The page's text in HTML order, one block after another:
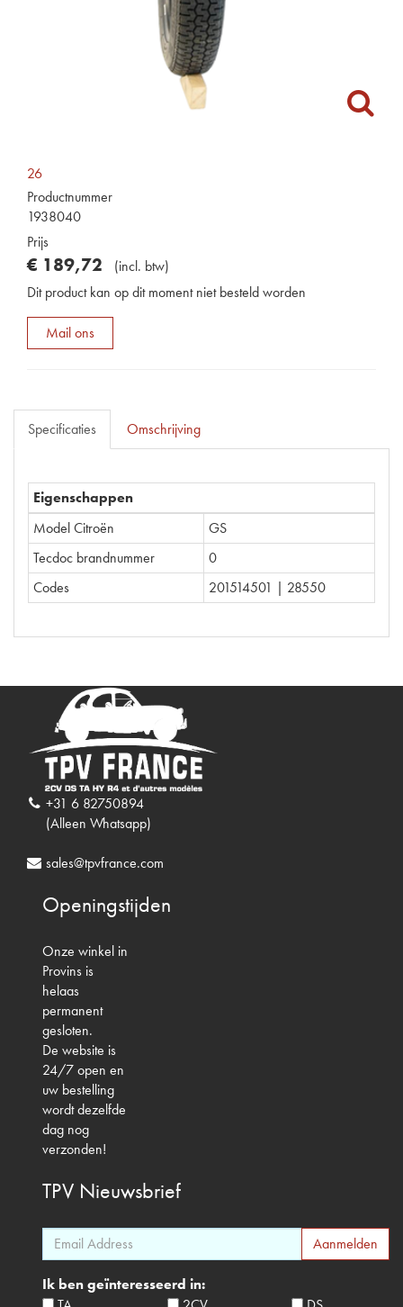
26
Productnummer
1938040
Prijs
€ 189,72 (incl. btw)
Dit product kan op dit moment niet besteld worden
Mail ons
Specificaties Omschrijving
Eigenschappen
Model Citroën
GS
Tecdoc brandnummer
0
Codes
201514501 | 28550
+31 6 82750894
(Alleen Whatsapp)
sales@tpvfrance.com
Openingstijden
Onze winkel in
Provins is
helaas
permanent
gesloten.
De website is
24/7 open en
uw bestelling
wordt dezelfde
dag nog
verzonden!
TPV Nieuwsbrief
Ik ben geïnteresseerd in: